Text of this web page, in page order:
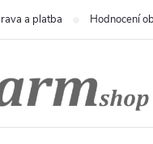
a platba Hodnocení